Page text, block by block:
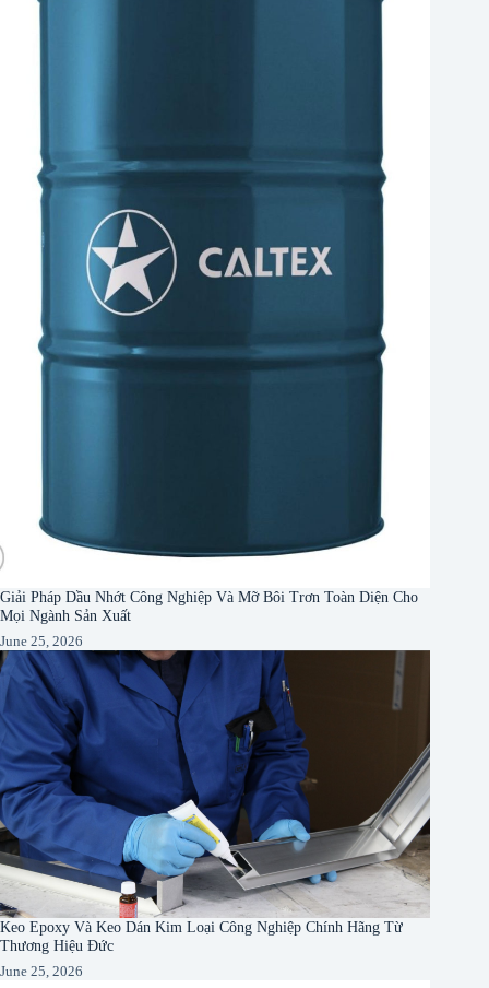
Giải Pháp Dầu Nhớt Công Nghiệp Và Mỡ Bôi Trơn Toàn Diện Cho
Mọi Ngành Sản Xuất
June 25, 2026
Keo Epoxy Và Keo Dán Kim Loại Công Nghiệp Chính Hãng Từ
Thương Hiệu Đức
June 25, 2026